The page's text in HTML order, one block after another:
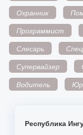
Охранник
Программист
Слесарь
Супервайзер
Водитель
Республика